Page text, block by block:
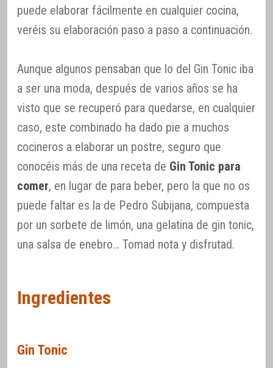
puede elaborar fácilmente en cualquier cocina,
veréis su elaboración paso a paso a continuación.
Aunque algunos pensaban que lo del Gin Tonic iba
a ser una moda, después de varios años se ha
visto que se recuperó para quedarse, en cualquier
caso, este combinado ha dado pie a muchos
cocineros a elaborar un postre, seguro que
conocéis más de una receta de Gin Tonic para
comer, en lugar de para beber, pero la que no os
puede faltar es la de Pedro Subijana, compuesta
por un sorbete de limón, una gelatina de gin tonic,
una salsa de enebro… Tomad nota y disfrutad.
Ingredientes
Gin Tonic